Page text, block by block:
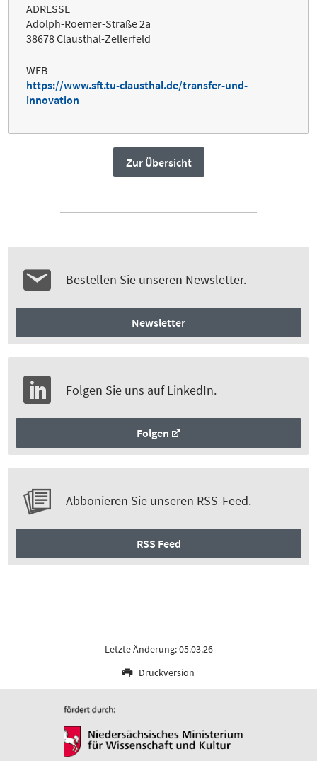
ADRESSE
Adolph-Roemer-Straße 2a
38678 Clausthal-Zellerfeld
WEB
https://www.sft.tu-clausthal.de/transfer-und-
innovation
Zur Übersicht
Bestellen Sie unseren Newsletter.
Newsletter
Folgen Sie uns auf LinkedIn.
Folgen
Abbonieren Sie unseren RSS-Feed.
RSS Feed
Letzte Änderung: 05.03.26
Druckversion